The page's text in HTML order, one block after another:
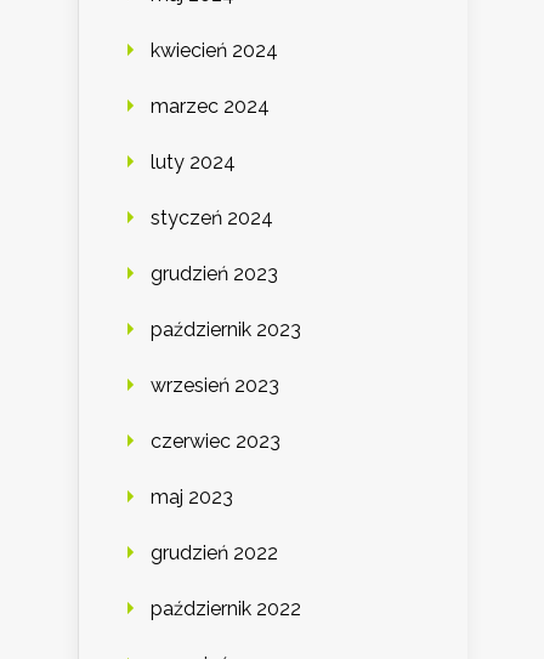
kwiecień 2024
marzec 2024
luty 2024
styczeń 2024
grudzień 2023
październik 2023
wrzesień 2023
czerwiec 2023
maj 2023
grudzień 2022
październik 2022